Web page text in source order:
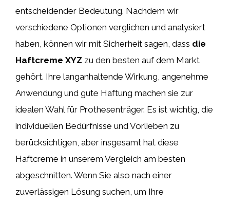
entscheidender Bedeutung. Nachdem wir
verschiedene Optionen verglichen und analysiert
haben, können wir mit Sicherheit sagen, dass die
Haftcreme XYZ zu den besten auf dem Markt
gehört. Ihre langanhaltende Wirkung, angenehme
Anwendung und gute Haftung machen sie zur
idealen Wahl für Prothesenträger. Es ist wichtig, die
individuellen Bedürfnisse und Vorlieben zu
berücksichtigen, aber insgesamt hat diese
Haftcreme in unserem Vergleich am besten
abgeschnitten. Wenn Sie also nach einer
zuverlässigen Lösung suchen, um Ihre